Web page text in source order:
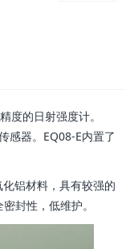
度的日射强度计。
感器。EQ08-E内置了
铝材料，具有较强的
封性，低维护。